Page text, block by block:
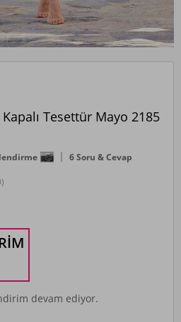
Tesettür Mayo 2185
6 Soru & Cevap
devam ediyor.